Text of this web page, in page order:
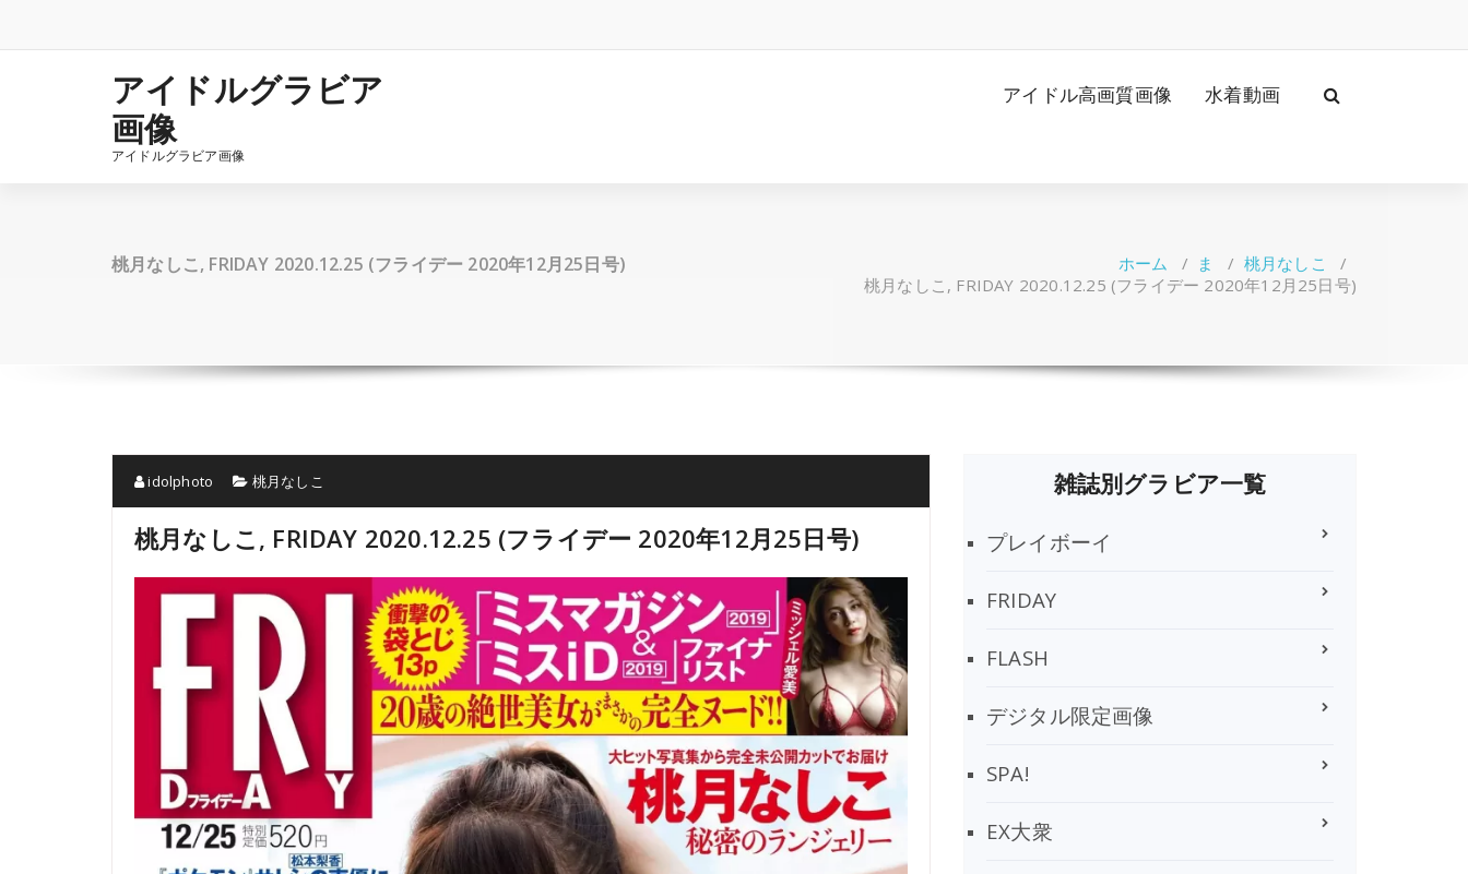
テ
アイドルグラビア
画像
アイドルグラビア画像
アイドル高画質画像 水着動画
桃月なしこ, FRIDAY 2020.12.25 (フライデー 2020年12月25日号) ホーム / ま / 桃月なしこ
/
桃月なしこ, FRIDAY 2020.12.25 (フライデー 2020年12月25日号)
idolphoto 桃月なしこ
桃月なしこ, FRIDAY 2020.12.25 (フライデー 2020年12月25日号)
雑誌別グラビア一覧
プレイボーイ
FRIDAY
FLASH
デジタル限定画像
SPA!
EX大衆